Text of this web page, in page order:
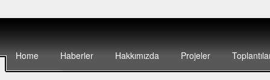
Home Haberler Hakkımızda Projeler